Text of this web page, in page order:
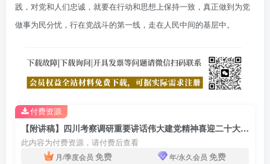
践，对党和人们忠诚，就要在行动和思想上保持一致，真正做到为党
做事为民分忧，行在党战斗的第一线，走在人民中间的基层中。
【附讲稿】四川考察调研重要讲话伟大建党精神喜迎二十大七一建党节专题党课ppt
此内容为付费资源，请付费后查看
月/季度会员 免费 年/永久会员 免费
付费资源